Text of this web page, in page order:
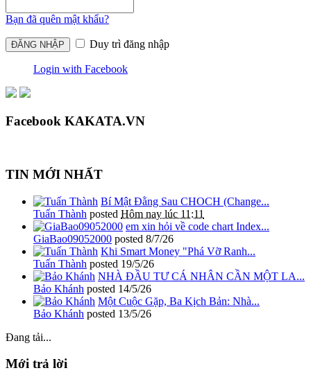
Bạn đã quên mật khẩu?
Duy trì đăng nhập
Login with Facebook
Facebook KAKATA.VN
TIN MỚI NHẤT
Bí Mật Đằng Sau CHOCH (Change...
Tuấn Thành posted Hôm nay lúc 11:11
em xin hỏi về code chart Index...
GiaBao09052000 posted 8/7/26
Khi Smart Money "Phá Vỡ Ranh...
Tuấn Thành posted 19/5/26
NHÀ ĐẦU TƯ CÁ NHÂN CẦN MỘT LA...
Bảo Khánh posted 14/5/26
Một Cuộc Gặp, Ba Kịch Bản: Nhà...
Bảo Khánh posted 13/5/26
Đang tải...
Mới trả lời